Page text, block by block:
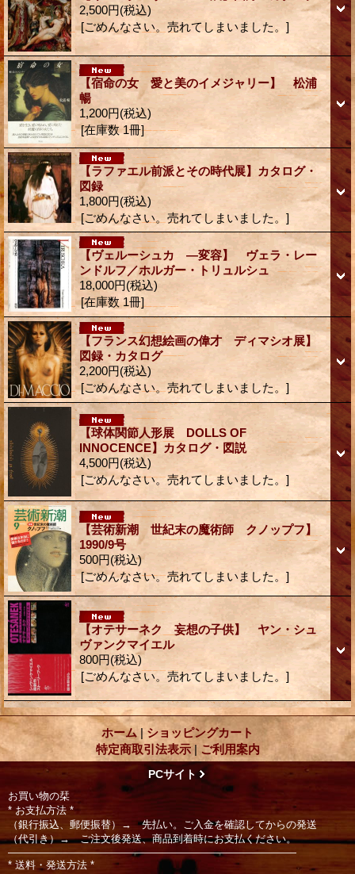
2,500円(税込)
[ごめんなさい。売れてしまいました。]
【宿命の女 愛と美のイメジャリー】 松浦
暢
1,200円(税込)
[在庫数 1冊]
【ラファエル前派とその時代展】カタログ・
図録
1,800円(税込)
[ごめんなさい。売れてしまいました。]
【ヴェルーシュカ ―変容】 ヴェラ・レー
ンドルフ／ホルガー・トリュルシュ
18,000円(税込)
[在庫数 1冊]
【フランス幻想絵画の偉才 ディマシオ展】
図録・カタログ
2,200円(税込)
[ごめんなさい。売れてしまいました。]
【球体関節人形展 DOLLS OF
INNOCENCE】カタログ・図説
4,500円(税込)
[ごめんなさい。売れてしまいました。]
【芸術新潮 世紀末の魔術師 クノップフ】
1990/9号
500円(税込)
[ごめんなさい。売れてしまいました。]
【オテサーネク 妄想の子供】 ヤン・シュ
ヴァンクマイエル
800円(税込)
[ごめんなさい。売れてしまいました。]
ホーム | ショッピングカート
特定商取引法表示 | ご利用案内
PCサイト
お買い物の栞
* お支払方法 *
（銀行振込、郵便振替）→ 先払い。ご入金を確認してからの発送
（代引き）→ ご注文後発送、商品到着時にお支払ください。
――――――――――――――――――――――――――――
* 送料・発送方法 *